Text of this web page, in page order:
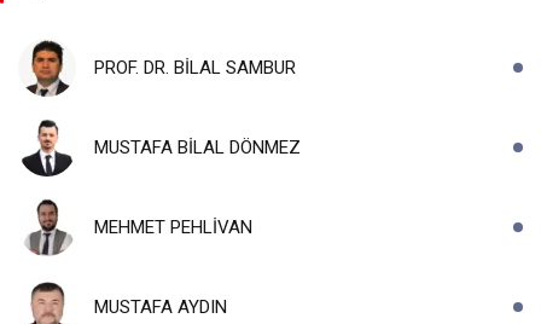
PROF. DR. BİLAL SAMBUR
MUSTAFA BİLAL DÖNMEZ
MEHMET PEHLİVAN
MUSTAFA AYDIN